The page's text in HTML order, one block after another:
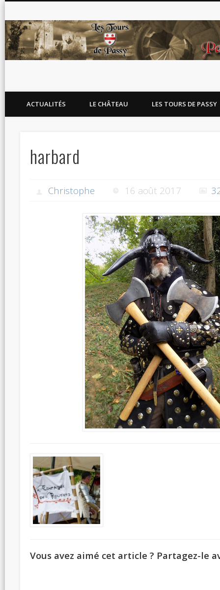
Blog de l'association Les Tours de Passy
ACTUALITÉS LE CHÂTEAU LES TOURS DE PASSY
harbard
Christophe 16 août 2017
Vous avez aimé cet article ? Partagez-le